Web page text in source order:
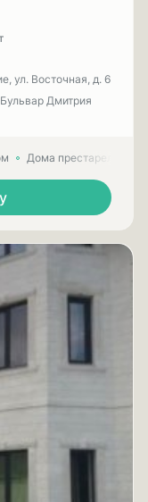
ул. Восточная, д. 6
Дмитрия
Дома престарелых